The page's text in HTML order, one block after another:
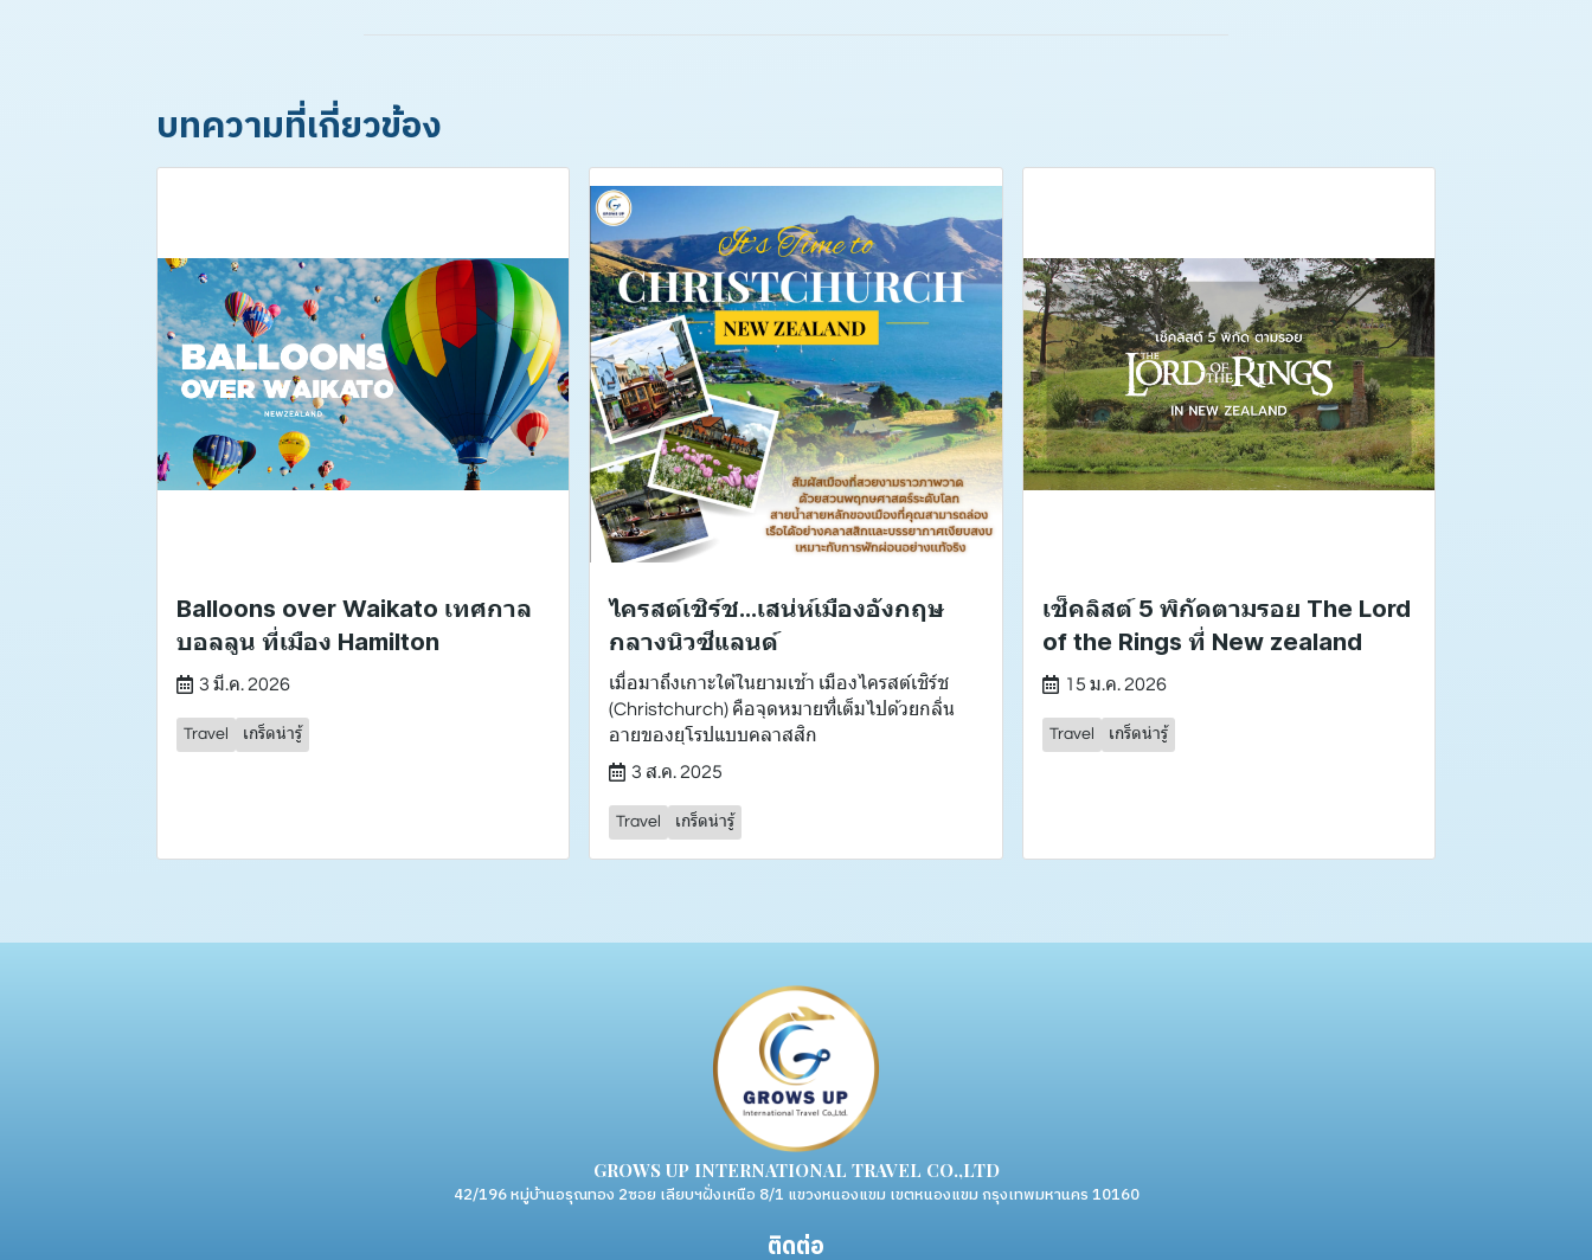
บทความที่เกี่ยวข้อง
Balloons over Waikato เทศกาล
บอลลูน ที่เมือง Hamilton
3 มี.ค. 2026
Travel เกร็ดน่ารู้
ไครสต์เชิร์ช...เสน่ห์เมืองอังกฤษ
กลางนิวซีแลนด์
เมื่อมาถึงเกาะใต้ในยามเช้า เมืองไครสต์เชิร์ช
(Christchurch) คือจุดหมายที่เต็มไปด้วยกลิ่น
อายของยุโรปแบบคลาสสิก
3 ส.ค. 2025
Travel เกร็ดน่ารู้
เช็คลิสต์ 5 พิกัดตามรอย The Lord
of the Rings ที่ New zealand
15 ม.ค. 2026
Travel เกร็ดน่ารู้
GROWS UP INTERNATIONAL TRAVEL CO.,LTD
42/196 หมู่บ้านอรุณทอง 2ซอย เลียบฯฝั่งเหนือ 8/1 แขวงหนองแขม เขตหนองแขม กรุงเทพมหานคร 10160
ติดต่อ